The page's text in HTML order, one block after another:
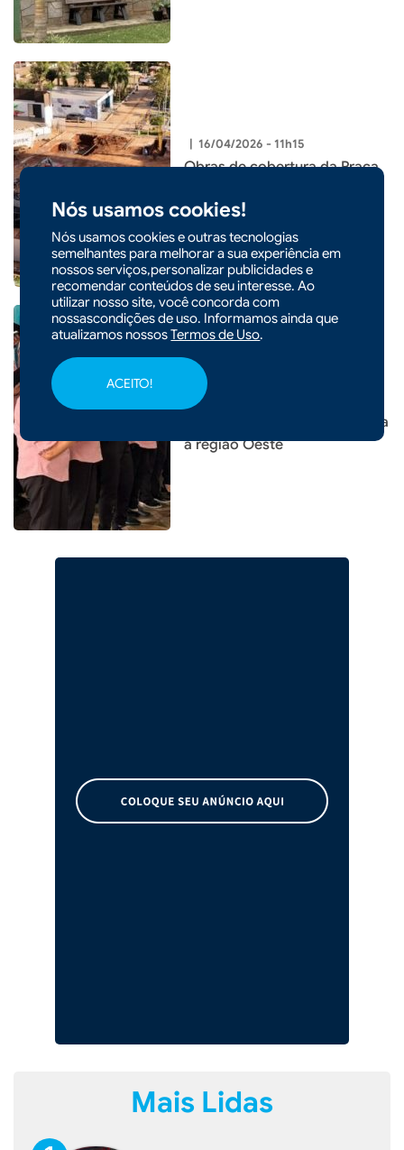
Nós usamos cookies!
Nós usamos cookies e outras tecnologias
semelhantes para melhorar a sua experiência em
nossos serviços,personalizar publicidades e
recomendar conteúdos de seu interesse. Ao
utilizar nosso site, você concorda com
nossascondições de uso. Informamos ainda que
atualizamos nossosTermos de Uso.
ACEITO!
| 16/04/2026 - 11h15
Obras de cobertura da Praça
14/04/2026 - 10h04
Xaxim realiza XIII Encontro de
Corais e reúne grupos de toda
a região Oeste
Mais Lidas